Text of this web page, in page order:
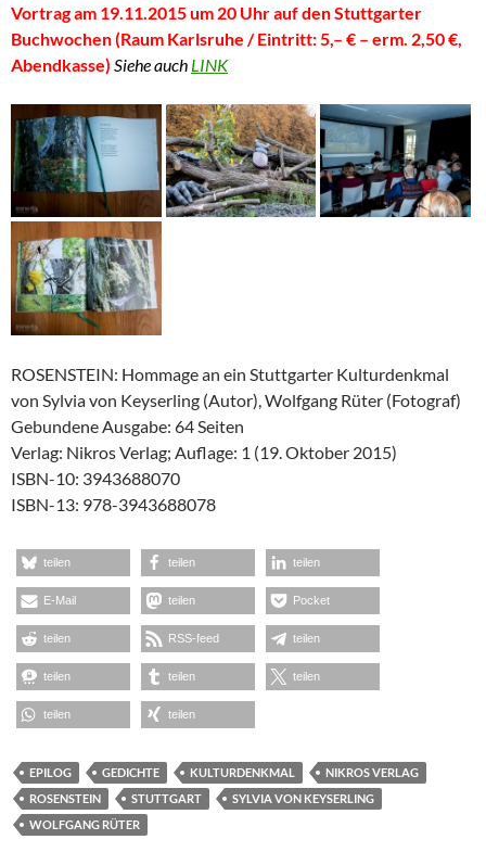
Vortrag am 19.11.2015 um 20 Uhr auf den Stuttgarter
Buchwochen (Raum Karlsruhe / Eintritt: 5,– € – erm. 2,50 €,
Abendkasse) Siehe auch LINK
ROSENSTEIN: Hommage an ein Stuttgarter Kulturdenkmal
von Sylvia von Keyserling (Autor), Wolfgang Rüter (Fotograf)
Gebundene Ausgabe: 64 Seiten
Verlag: Nikros Verlag; Auflage: 1 (19. Oktober 2015)
ISBN-10: 3943688070
ISBN-13: 978-3943688078
teilen teilen teilen
E-Mail teilen Pocket
teilen RSS-feed teilen
teilen teilen teilen
teilen teilen
EPILOG GEDICHTE KULTURDENKMAL
NIKROS VERLAG
ROSENSTEIN
STUTTGART
SYLVIA VON KEYSERLING
WOLFGANG RÜTER